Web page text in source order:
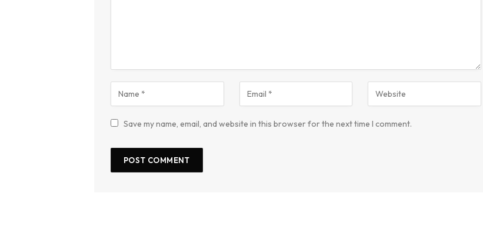
Save my name, email, and website in this browser for the next time I comment.